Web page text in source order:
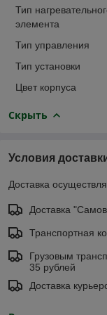
Тип
элемента
Тип управления
Тип установки
Цвет корпуса
Скрыть
Условия
Доставка
Доставка
Транспортная
Грузовым
35 рублей
Доставка